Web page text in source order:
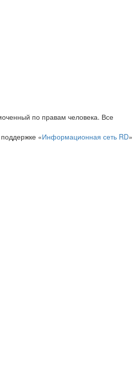
по правам человека. Все
«Информационная сеть RD»